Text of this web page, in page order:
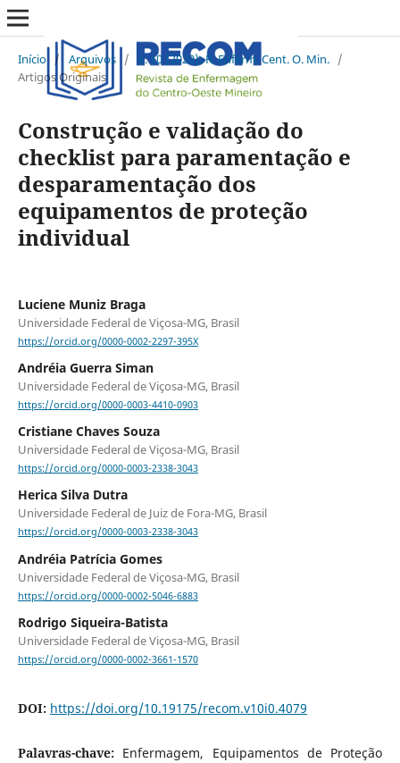
Início / Arquivos / v. 10 (2020): R. Enferm. Cent. O. Min. /
Artigos Originais
Construção e validação do
checklist para paramentação e
desparamentação dos
equipamentos de proteção
individual
Luciene Muniz Braga
Universidade Federal de Viçosa-MG, Brasil
https://orcid.org/0000-0002-2297-395X
Andréia Guerra Siman
Universidade Federal de Viçosa-MG, Brasil
https://orcid.org/0000-0003-4410-0903
Cristiane Chaves Souza
Universidade Federal de Viçosa-MG, Brasil
https://orcid.org/0000-0003-2338-3043
Herica Silva Dutra
Universidade Federal de Juiz de Fora-MG, Brasil
https://orcid.org/0000-0003-2338-3043
Andréia Patrícia Gomes
Universidade Federal de Viçosa-MG, Brasil
https://orcid.org/0000-0002-5046-6883
Rodrigo Siqueira-Batista
Universidade Federal de Viçosa-MG, Brasil
https://orcid.org/0000-0002-3661-1570
DOI: https://doi.org/10.19175/recom.v10i0.4079
Palavras-chave: Enfermagem, Equipamentos de Proteção